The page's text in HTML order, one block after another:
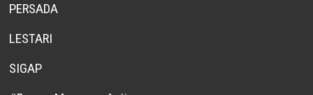
PERSADA
LESTARI
SIGAP